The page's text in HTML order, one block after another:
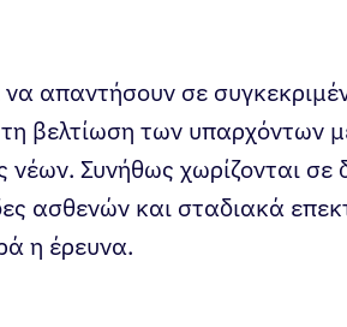
να απαντήσουν σε
βελτίωση των υπαρχόντων
Συνήθως χωρίζονται σε
ασθενών και σταδιακά
η έρευνα.